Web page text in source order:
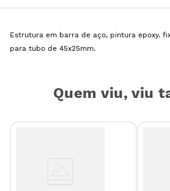
Estrutura em barra de aço, pintura epoxy.
para tubo de 45x25mm.
Quem viu, viu